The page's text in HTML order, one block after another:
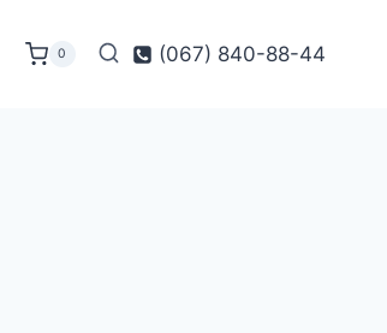
0 (067) 840-88-44